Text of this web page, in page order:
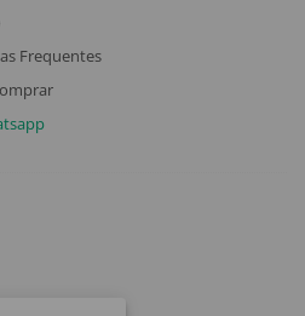
Frequentes